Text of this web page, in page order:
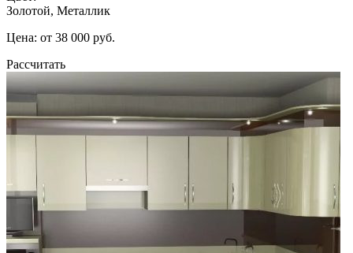
Золотой, Металлик
Цена: от 38 000 руб.
Рассчитать